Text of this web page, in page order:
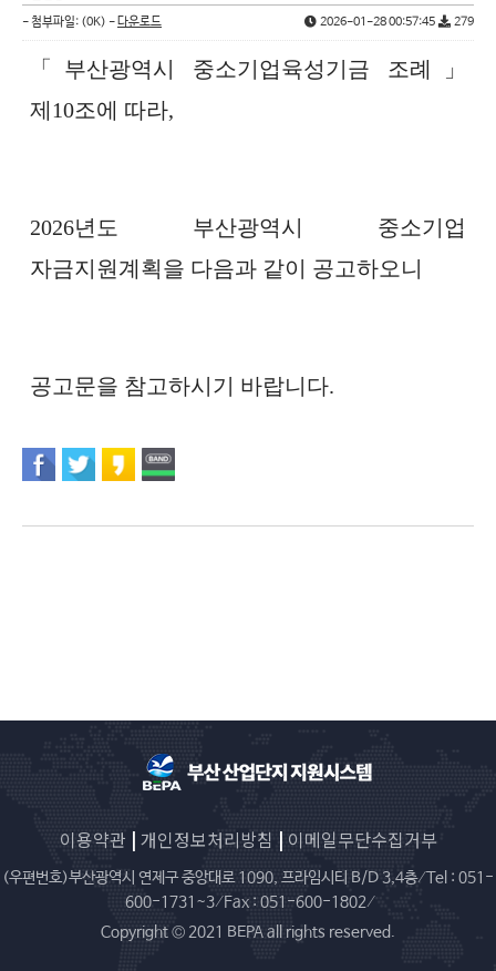
- 첨부파일: (0K) -다운로드 279
2026-01-28 00:57:45
「부산광역시 중소기업육성기금 조례」
제10조에 따라,
2026년도 부산광역시 중소기업
자금지원계획을 다음과 같이 공고하오니
공고문을 참고하시기 바랍니다.
이용약관 | 개인정보처리방침 | 이메일무단수집거부
(우편번호)부산광역시 연제구 중앙대로 1090, 프라임시티 B/D 3,4층 ⁄ Tel : 051-
600-1731~3 ⁄ Fax : 051-600-1802 ⁄
Copyright © 2021 BEPA all rights reserved.